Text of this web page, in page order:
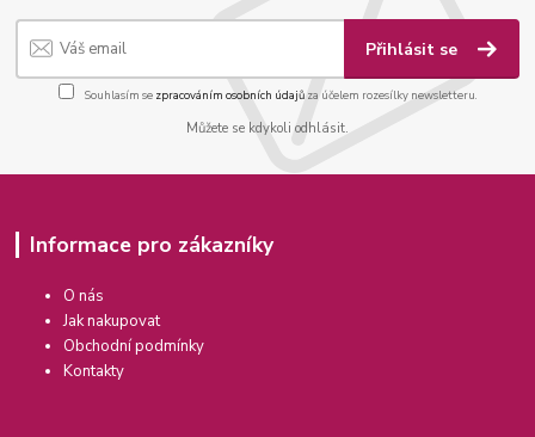
Přihlásit se
Souhlasím se zpracováním osobních údajůza účelem rozesílky newsletteru.
Můžete se kdykoli odhlásit.
Informace pro zákazníky
O nás
Jak nakupovat
Obchodní podmínky
Kontakty